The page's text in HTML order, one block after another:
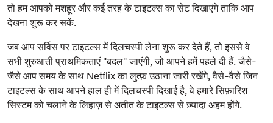
तो हम आपको मशहूर और कई तरह के टाइटल्स का सेट दिखाएंगे ताकि आप
देखना शुरू कर सकें.
जब आप सर्विस पर टाइटल्स में दिलचस्पी लेना शुरू कर देते हैं, तो इससे वे
सभी शुरुआती प्राथमिकताएं "बदल" जाएंगी, जो आपने हमें पहले दी हैं. जैसे-
जैसे आप समय के साथ Netflix का लुत्फ़ उठाना जारी रखेंगे, वैसे-वैसे जिन
टाइटल्स के साथ आपने हाल ही में दिलचस्पी दिखाई है, वे हमारे सिफ़ारिश
सिस्टम को चलाने के लिहाज़ से अतीत के टाइटल्स से ज़्यादा अहम होंगे.